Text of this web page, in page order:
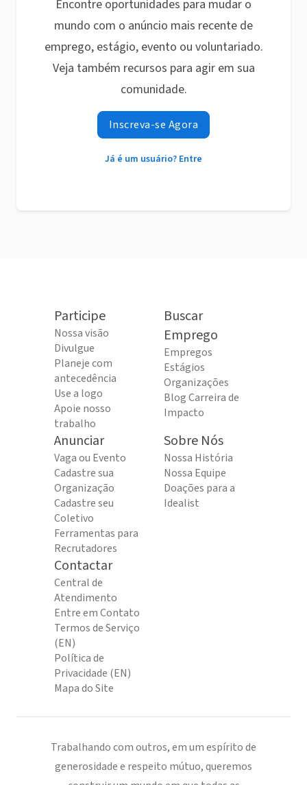
Encontre oportunidades para mudar o
mundo com o anúncio mais recente de
emprego, estágio, evento ou voluntariado.
Veja também recursos para agir em sua
comunidade.
Inscreva-se Agora
Já é um usuário? Entre
Participe
Nossa visão
Divulgue
Planeje com
antecedência
Use a logo
Apoie nosso
trabalho
Buscar
Emprego
Empregos
Estágios
Organizações
Blog Carreira de
Impacto
Anunciar
Vaga ou Evento
Cadastre sua
Organização
Cadastre seu
Coletivo
Ferramentas para
Recrutadores
Sobre Nós
Nossa História
Nossa Equipe
Doações para a
Idealist
Contactar
Central de
Atendimento
Entre em Contato
Termos de Serviço
(EN)
Política de
Privacidade (EN)
Mapa do Site
Trabalhando com outros, em um espírito de
generosidade e respeito mútuo, queremos